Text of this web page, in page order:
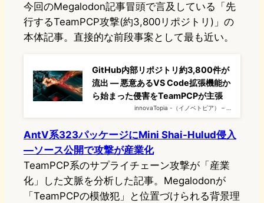
今回のMegalodon記事冒頭で言及している「先
行するTeamPCP攻撃(約3,800リポジトリ)」の
本体記事。直接的な前段事案として最も近い。
GitHub内部リポジトリ約3,800件が
流出 — 悪意あるVS Code拡張機能か
ら始まった侵害をTeamPCPが主張
innovaTopia -（イノベトピア） – …
AntV系323パッケージにMini Shai-Hulud侵入
―ソース公開で攻撃が産業化
TeamPCP系のサプライチェーン攻撃が「産業
化」した文脈を分析した記事。Megalodonが
「TeamPCPの模倣犯」と位置づけられる背景理